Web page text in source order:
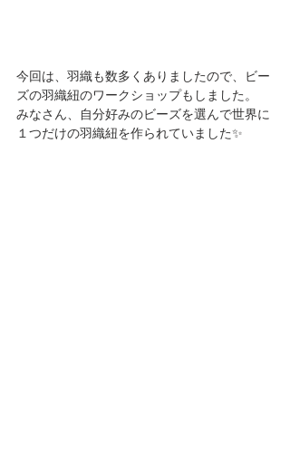
今回は、羽織も数多くありましたので、ビー
ズの羽織紐のワークショップもしました。
みなさん、自分好みのビーズを選んで世界に
１つだけの羽織紐を作られていました✨